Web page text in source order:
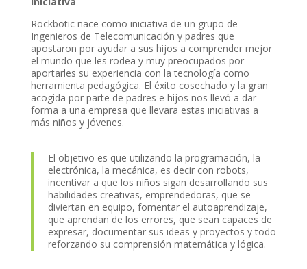
Rockbotic nace como iniciativa de un grupo de
Ingenieros de Telecomunicación y padres que
apostaron por ayudar a sus hijos a comprender mejor
el mundo que les rodea y muy preocupados por
aportarles su experiencia con la tecnología como
herramienta pedagógica. El éxito cosechado y la gran
acogida por parte de padres e hijos nos llevó a dar
forma a una empresa que llevara estas iniciativas a
más niños y jóvenes.
El objetivo es que utilizando la programación, la
electrónica, la mecánica, es decir con robots,
incentivar a que los niños sigan desarrollando sus
habilidades creativas, emprendedoras, que se
diviertan en equipo, fomentar el autoaprendizaje,
que aprendan de los errores, que sean capaces de
expresar, documentar sus ideas y proyectos y todo
reforzando su comprensión matemática y lógica.